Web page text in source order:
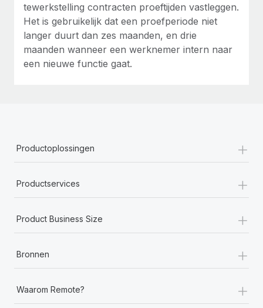
tewerkstelling contracten proeftijden vastleggen.
Het is gebruikelijk dat een proefperiode niet
langer duurt dan zes maanden, en drie
maanden wanneer een werknemer intern naar
een nieuwe functie gaat.
Productoplossingen +
Productservices +
Product Business Size +
Bronnen +
Waarom Remote? +